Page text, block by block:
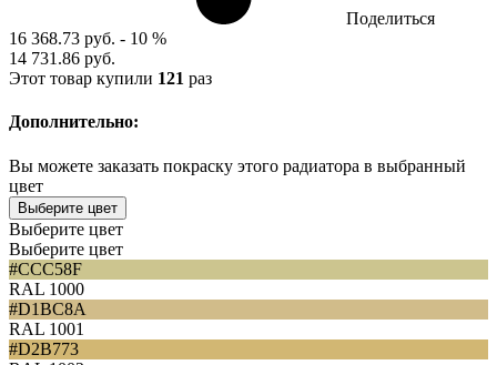
Поделиться
16 368.73 руб. - 10 %
14 731.86 руб.
Этот товар купили 121 раз
Дополнительно:
Вы можете заказать покраску этого радиатора в выбранный
цвет
Выберите цвет
Выберите цвет
Выберите цвет
#CCC58F
RAL 1000
#D1BC8A
RAL 1001
#D2B773